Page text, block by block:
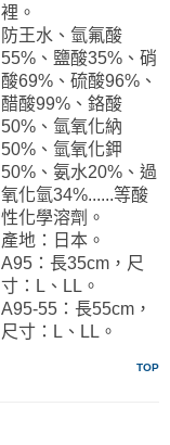
裡。
防王水、氫氟酸
55%、鹽酸35%、硝
酸69%、硫酸96%、
醋酸99%、鉻酸
50%、氫氧化納
50%、氫氧化鉀
50%、氨水20%、過
氧化氫34%......等酸
性化學溶劑。
產地：日本。
A95：長35cm，尺
寸：L、LL。
A95-55：長55cm，
尺寸：L、LL。
TOP